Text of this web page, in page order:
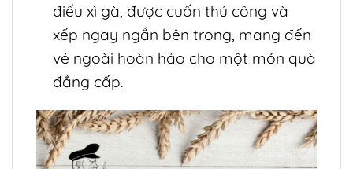
điếu xì gà, được cuốn thủ công và
xếp ngay ngắn bên trong, mang đến
vẻ ngoài hoàn hảo cho một món quà
đẳng cấp.